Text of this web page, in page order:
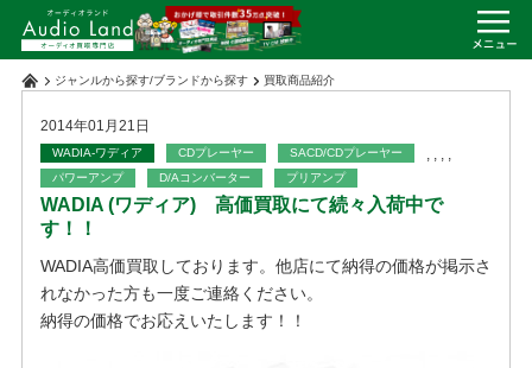
ジャンルから探す/ブランドから探す 買取商品紹介
2014年01月21日
WADIA-ワディア CDプレーヤー ,
SACD/CDプレーヤー ,
パワーアンプ
,
D/Aコンバーター
,
プリアンプ
WADIA (ワディア) 高価買取にて続々入荷中で
す！！
WADIA高価買取しております。他店にて納得の価格が掲示さ
れなかった方も一度ご連絡ください。
納得の価格でお応えいたします！！